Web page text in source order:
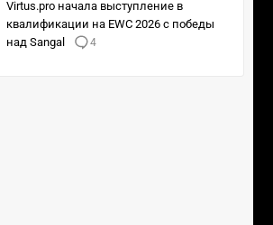
Virtus.pro начала выступление в
квалификации на EWC 2026 с победы
над Sangal
4